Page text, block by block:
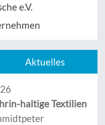
e.V.
Aktuelles
haltige Textilien